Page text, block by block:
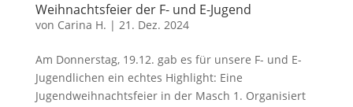
Weihnachtsfeier der F- und E-Jugend
von Carina H. | 21. Dez. 2024
Am Donnerstag, 19.12. gab es für unsere F- und E-
Jugendlichen ein echtes Highlight: Eine
Jugendweihnachtsfeier in der Masch 1. Organisiert